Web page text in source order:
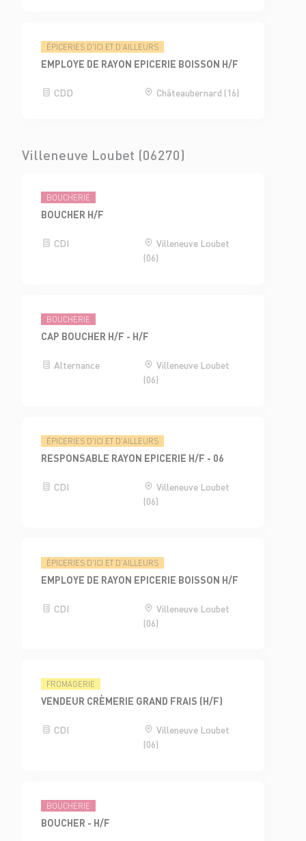
ÉPICERIES D'ICI ET D'AILLEURS
EMPLOYE DE RAYON EPICERIE BOISSON H/F
CDD Châteaubernard (16)
Villeneuve Loubet (06270)
BOUCHERIE
BOUCHER H/F
CDI
Villeneuve Loubet
(06)
BOUCHERIE
CAP BOUCHER H/F - H/F
Alternance
Villeneuve Loubet
(06)
ÉPICERIES D'ICI ET D'AILLEURS
RESPONSABLE RAYON EPICERIE H/F - 06
CDI
Villeneuve Loubet
(06)
ÉPICERIES D'ICI ET D'AILLEURS
EMPLOYE DE RAYON EPICERIE BOISSON H/F
CDI
Villeneuve Loubet
(06)
FROMAGERIE
VENDEUR CRÈMERIE GRAND FRAIS (H/F)
CDI
Villeneuve Loubet
(06)
BOUCHERIE
BOUCHER - H/F